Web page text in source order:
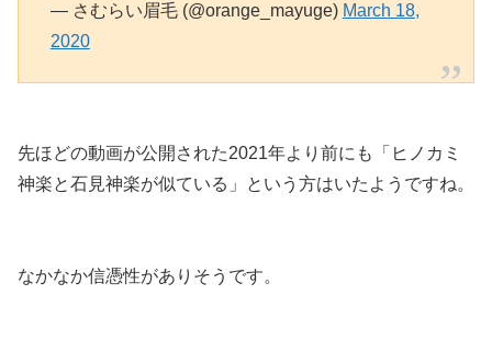
— さむらい眉毛 (@orange_mayuge) March 18,
2020
先ほどの動画が公開された2021年より前にも「ヒノカミ
神楽と石見神楽が似ている」という方はいたようですね。
なかなか信憑性がありそうです。